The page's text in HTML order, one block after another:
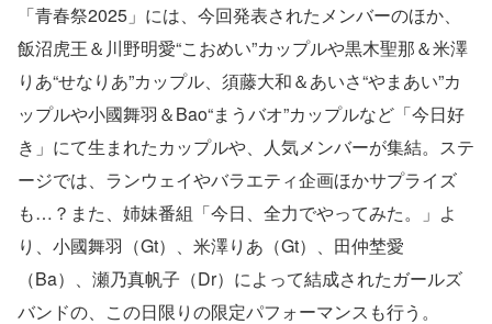
「青春祭2025」には、今回発表されたメンバーのほか、
飯沼虎王＆川野明愛“こおめい”カップルや黒木聖那＆米澤
りあ“せなりあ”カップル、須藤大和＆あいさ“やまあい”カ
ップルや小國舞羽＆Bao“まうバオ”カップルなど「今日好
き」にて生まれたカップルや、人気メンバーが集結。ステ
ージでは、ランウェイやバラエティ企画ほかサプライズ
も…？また、姉妹番組「今日、全力でやってみた。」よ
り、小國舞羽（Gt）、米澤りあ（Gt）、田仲埜愛
（Ba）、瀬乃真帆子（Dr）によって結成されたガールズ
バンドの、この日限りの限定パフォーマンスも行う。